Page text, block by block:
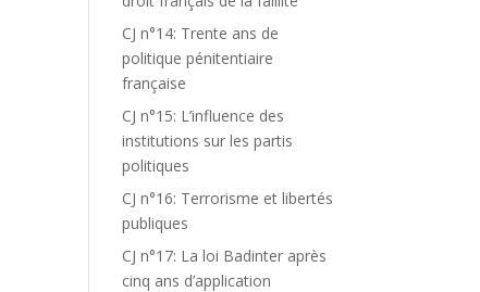
CJ n°14: Trente ans de
politique pénitentiaire
française
CJ n°15: L’influence des
institutions sur les partis
politiques
CJ n°16: Terrorisme et libertés
publiques
CJ n°17: La loi Badinter après
cinq ans d’application